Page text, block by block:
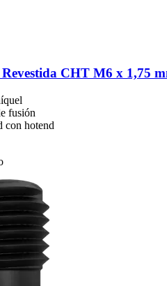
CHT M6 x 1,75
fusión
con hotend